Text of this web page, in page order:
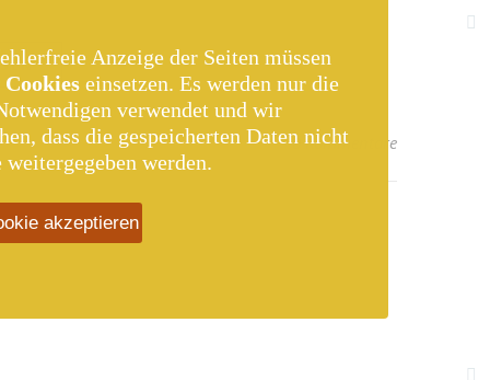
0 Kommentare
Anzeige der Seiten müssen
Cookies einsetzen. Es werden nur die
verwendet und wir
dass die gespeicherten Daten nicht
werden.
Cookie akzeptieren